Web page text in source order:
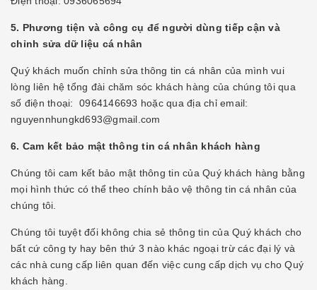
5. Phương tiện và công cụ để người dùng tiếp cận và
chỉnh sửa dữ liệu cá nhân
Quý khách muốn chỉnh sửa thông tin cá nhân của mình vui
lòng liên hệ tổng đài chăm sóc khách hàng của chúng tôi qua
số điện thoại: 0964146693 hoặc qua địa chỉ email:
nguyennhungkd693@gmail.com
6. Cam kết bảo mật thông tin cá nhân khách hàng
Chúng tôi cam kết bảo mật thông tin của Quý khách hàng bằng
mọi hình thức có thể theo chính bảo vệ thông tin cá nhân của
chúng tôi.
Chúng tôi tuyệt đối không chia sẻ thông tin của Quý khách cho
bất cứ công ty hay bên thứ 3 nào khác ngoại trừ các đại lý và
các nhà cung cấp liên quan đến việc cung cấp dịch vụ cho Quý
khách hàng.